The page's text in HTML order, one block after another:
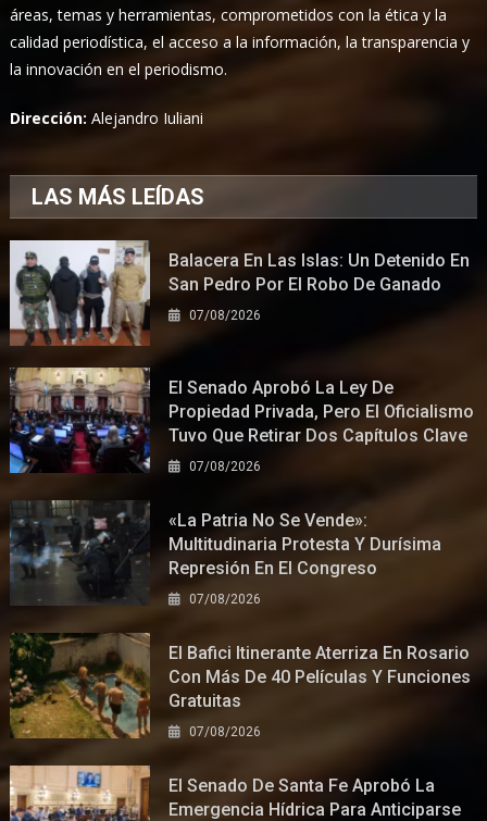
áreas, temas y herramientas, comprometidos con la ética y la
calidad periodística, el acceso a la información, la transparencia y
la innovación en el periodismo.
Dirección:Alejandro Iuliani
LAS MÁS LEÍDAS
Balacera En Las Islas: Un Detenido En
San Pedro Por El Robo De Ganado
07/08/2026
El Senado Aprobó La Ley De
Propiedad Privada, Pero El Oficialismo
Tuvo Que Retirar Dos Capítulos Clave
07/08/2026
«La Patria No Se Vende»:
Multitudinaria Protesta Y Durísima
Represión En El Congreso
07/08/2026
El Bafici Itinerante Aterriza En Rosario
Con Más De 40 Películas Y Funciones
Gratuitas
07/08/2026
El Senado De Santa Fe Aprobó La
Emergencia Hídrica Para Anticiparse